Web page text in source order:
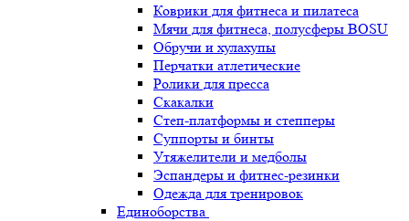
Коврики для фитнеса и пилатеса
Мячи для фитнеса, полусферы BOSU
Обручи и хулахупы
Перчатки атлетические
Ролики для пресса
Скакалки
Степ-платформы и степперы
Суппорты и бинты
Утяжелители и медболы
Эспандеры и фитнес-резинки
Одежда для тренировок
Единоборства